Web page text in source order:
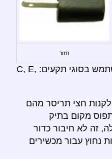
חזור
מתאם זה מאפשר לך להשתמש בסוגי תקעים: C, E,
לקנות חצי תריסר מהם
מקום בתיק
זה לא חיבור כדור
נחוץ עבור מכשירים